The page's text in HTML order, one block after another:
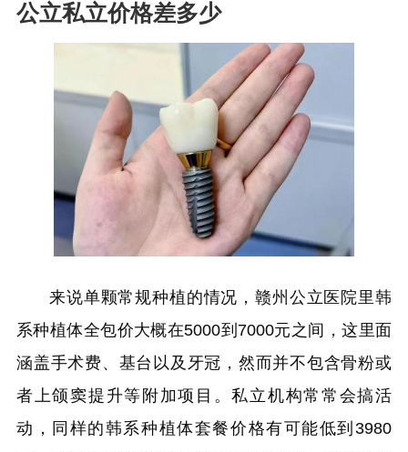
公立私立价格差多少
来说单颗常规种植的情况，赣州公立医院里韩
系种植体全包价大概在5000到7000元之间，这里面
涵盖手术费、基台以及牙冠，然而并不包含骨粉或
者上颌窦提升等附加项目。私立机构常常会搞活
动，同样的韩系种植体套餐价格有可能低到3980